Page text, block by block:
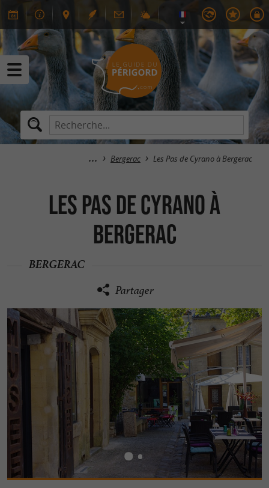
Bergerac Les Pas de Cyrano à Bergerac
Les Pas de Cyrano à
Bergerac
BERGERAC
Partager